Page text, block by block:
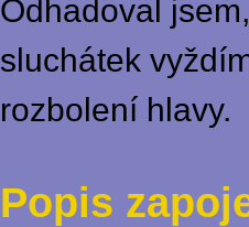
Odhadoval
sluchátek
rozbolení hlavy.
Popis